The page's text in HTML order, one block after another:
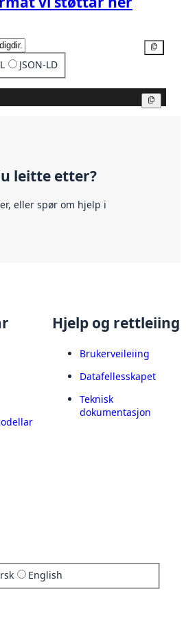
JSON-LD
leitte etter?
eller spør om hjelp i
Hjelp og rettleiing
Brukerveileiing
Datafellesskapet
Teknisk
dokumentasjon
English